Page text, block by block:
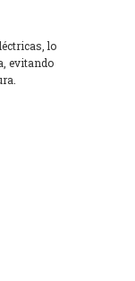
lo
evitando